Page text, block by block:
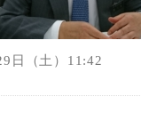
日（土）11:42